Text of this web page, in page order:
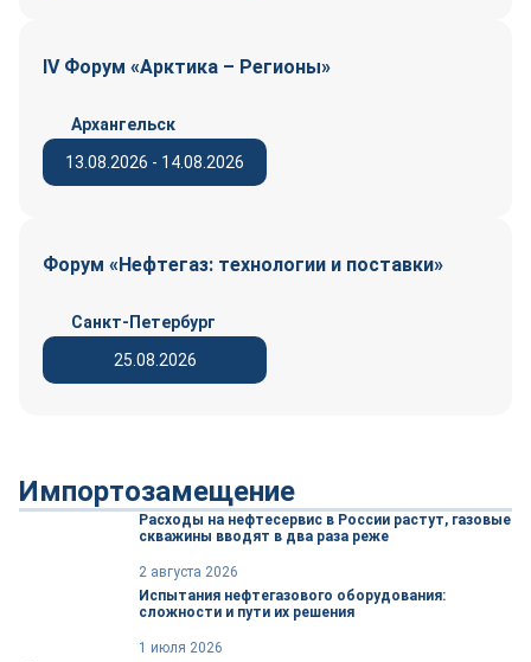
IV Форум «Арктика – Регионы»
13.08.2026 - 14.08.2026
Архангельск
Форум «Нефтегаз: технологии и поставки»
25.08.2026
Санкт-Петербург
Импортозамещение
Расходы на нефтесервис в России растут, газовые
скважины вводят в два раза реже
2 августа 2026
Испытания нефтегазового оборудования:
сложности и пути их решения
1 июля 2026